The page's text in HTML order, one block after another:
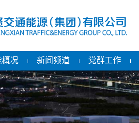
概况 新闻频道 党群工作